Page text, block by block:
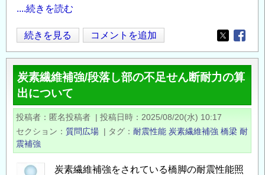
期
研
究
員
の
公
募
（令
和
８
年
....続きを読む
住
宅・
社
会
資
本
分
野
に
お
続きを見る コメントを追加
Opens in
炭素繊維補強/段落し部の不足せん断耐力の算
出について
投稿者 匿名投稿者 | 投稿日時
2025/08/20(水) 10:17
セクション
質問広場 | タグ 耐震性能 炭素繊維補強 橋梁 耐
震補強
炭素繊維補強をされている橋脚の耐震性能照